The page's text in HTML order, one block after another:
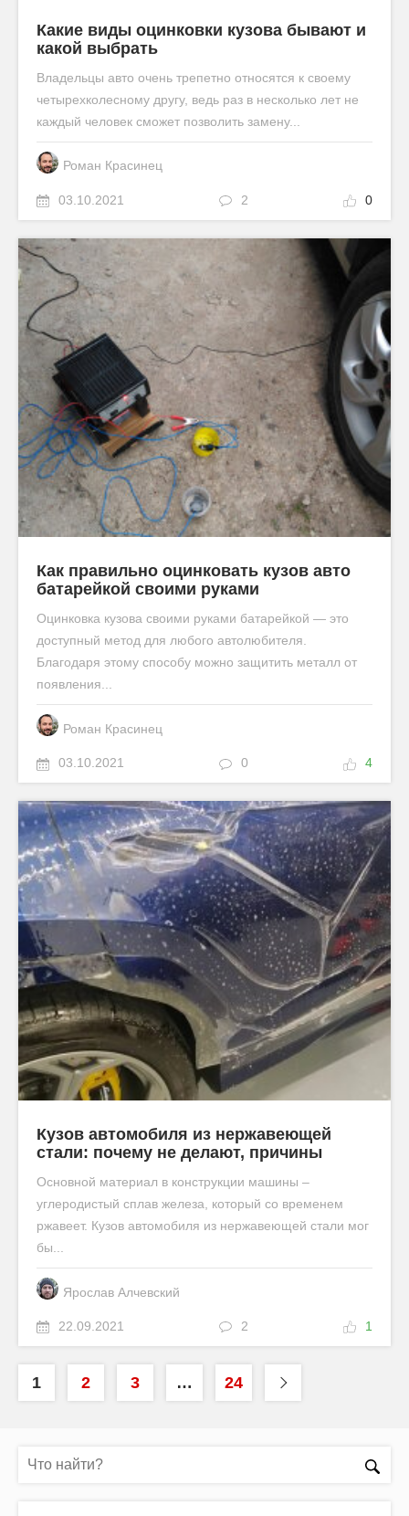
Какие виды оцинковки кузова бывают и
какой выбрать
Владельцы авто очень трепетно относятся к своему
четырехколесному другу, ведь раз в несколько лет не
каждый человек сможет позволить замену...
Роман Красинец
03.10.2021 2 0
Как правильно оцинковать кузов авто
батарейкой своими руками
Оцинковка кузова своими руками батарейкой — это
доступный метод для любого автолюбителя.
Благодаря этому способу можно защитить металл от
появления...
Роман Красинец
03.10.2021 0 4
Кузов автомобиля из нержавеющей
стали: почему не делают, причины
Основной материал в конструкции машины –
углеродистый сплав железа, который со временем
ржавеет. Кузов автомобиля из нержавеющей стали мог
бы...
Ярослав Алчевский
22.09.2021 2 1
1 2 3 … 24